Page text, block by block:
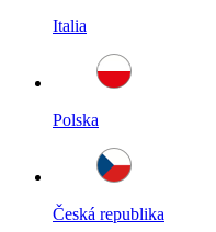
Italia
Polska
Česká republika